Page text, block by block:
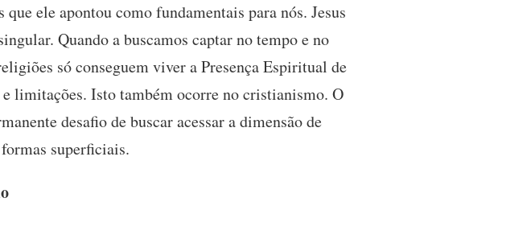
ele apontou como fundamentais para nós. Jesus
Quando a buscamos captar no tempo e no
só conseguem viver a Presença Espiritual de
limitações. Isto também ocorre no cristianismo. O
desafio de buscar acessar a dimensão de
superficiais.